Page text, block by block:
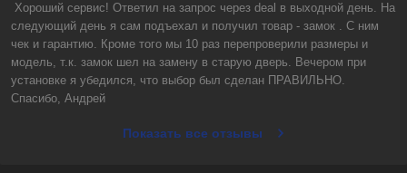
Хороший сервис! Ответил на запрос через deal в выходной день. На
следующий день я сам подъехал и получил товар - замок . С ним
чек и гарантию. Кроме того мы 10 раз перепроверили размеры и
модель, т.к. замок шел на замену в старую дверь. Вечером при
установке я убедился, что выбор был сделан ПРАВИЛЬНО.
Спасибо, Андрей
Показать все отзывы